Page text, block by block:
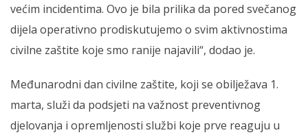
većim incidentima. Ovo je bila prilika da pored svečanog
dijela operativno prodiskutujemo o svim aktivnostima
civilne zaštite koje smo ranije najavili“, dodao je.
Međunarodni dan civilne zaštite, koji se obilježava 1.
marta, služi da podsjeti na važnost preventivnog
djelovanja i opremljenosti službi koje prve reaguju u